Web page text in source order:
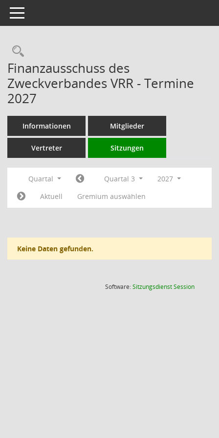
Toggle navigation
Rechercheauswahl
Finanzausschuss des
Zweckverbandes VRR - Termine
2027
Informationen Mitglieder
Vertreter Sitzungen
Quartal Quartal 3
2027
Aktuell
Gremium auswählen
Keine Daten gefunden.
Software:SitzungsdienstSession(Wird in